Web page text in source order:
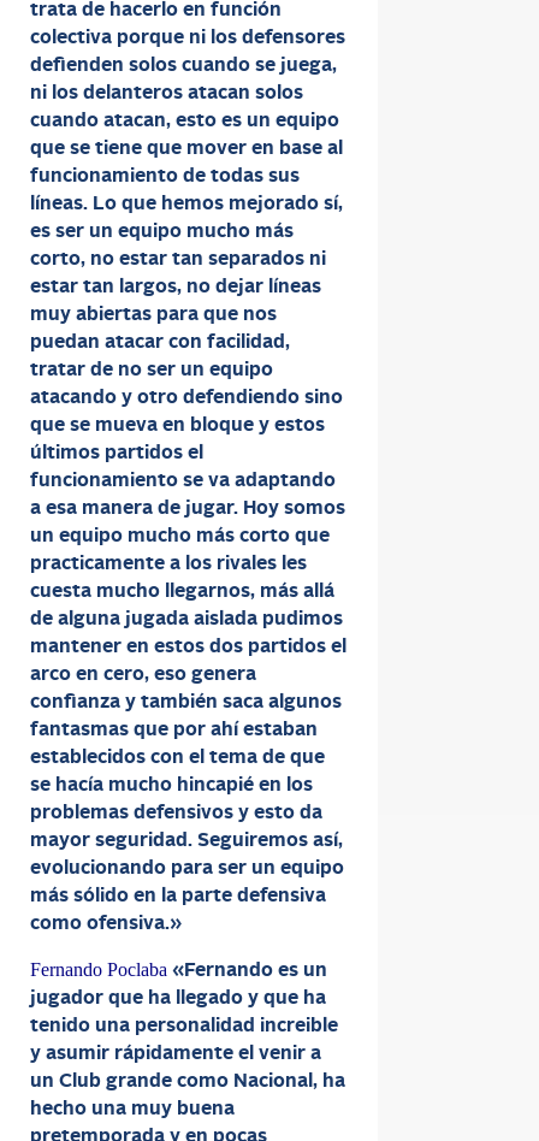
trata de hacerlo en función
colectiva porque ni los defensores
defienden solos cuando se juega,
ni los delanteros atacan solos
cuando atacan, esto es un equipo
que se tiene que mover en base al
funcionamiento de todas sus
líneas. Lo que hemos mejorado sí,
es ser un equipo mucho más
corto, no estar tan separados ni
estar tan largos, no dejar líneas
muy abiertas para que nos
puedan atacar con facilidad,
tratar de no ser un equipo
atacando y otro defendiendo sino
que se mueva en bloque y estos
últimos partidos el
funcionamiento se va adaptando
a esa manera de jugar. Hoy somos
un equipo mucho más corto que
practicamente a los rivales les
cuesta mucho llegarnos, más allá
de alguna jugada aislada pudimos
mantener en estos dos partidos el
arco en cero, eso genera
confianza y también saca algunos
fantasmas que por ahí estaban
establecidos con el tema de que
se hacía mucho hincapié en los
problemas defensivos y esto da
mayor seguridad. Seguiremos así,
evolucionando para ser un equipo
más sólido en la parte defensiva
como ofensiva.»
Fernando Poclaba «Fernando es un
jugador que ha llegado y que ha
tenido una personalidad increible
y asumir rápidamente el venir a
un Club grande como Nacional, ha
hecho una muy buena